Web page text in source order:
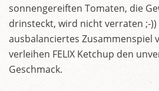
sonnengereiften Tomaten, die
drinsteckt, wird nicht verraten ;-
ausbalanciertes Zusammenspiel
verleihen FELIX Ketchup den
Geschmack.